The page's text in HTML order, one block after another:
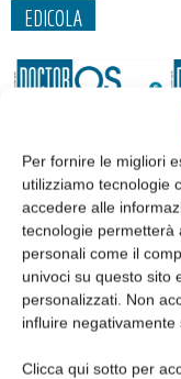
Per fornire le migliori
utilizziamo tecnologie
accedere alle
tecnologie permetterà
personali come il
univoci su questo sito
personalizzati. Non
influire
Clicca qui sotto per
EDICOLA
Edicola web